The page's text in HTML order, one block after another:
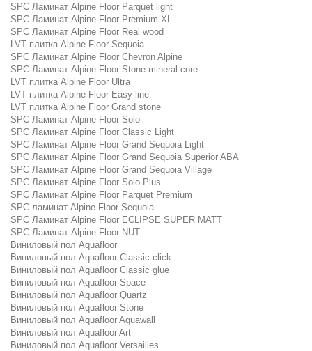
SPC Ламинат Alpine Floor Parquet light
SPC Ламинат Alpine Floor Premium XL
SPC Ламинат Alpine Floor Real wood
LVT плитка Alpine Floor Sequoia
SPC Ламинат Alpine Floor Chevron Alpine
SPC Ламинат Alpine Floor Stone mineral core
LVT плитка Alpine Floor Ultra
LVT плитка Alpine Floor Easy line
LVT плитка Alpine Floor Grand stone
SPC Ламинат Alpine Floor Solo
SPC Ламинат Alpine Floor Classic Light
SPC Ламинат Alpine Floor Grand Sequoia Light
SPC Ламинат Alpine Floor Grand Sequoia Superior ABA
SPC Ламинат Alpine Floor Grand Sequoia Village
SPC Ламинат Alpine Floor Solo Plus
SPC Ламинат Alpine Floor Parquet Premium
SPC ламинат Alpine Floor Sequoia
SPC Ламинат Alpine Floor ECLIPSE SUPER MATT
SPC Ламинат Alpine Floor NUT
Виниловый пол Aquafloor
Виниловый пол Aquafloor Classic click
Виниловый пол Aquafloor Classic glue
Виниловый пол Aquafloor Space
Виниловый пол Aquafloor Quartz
Виниловый пол Aquafloor Stone
Виниловый пол Aquafloor Aquawall
Виниловый пол Aquafloor Art
Виниловый пол Aquafloor Versailles